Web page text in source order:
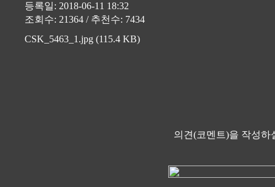
등록일: 2018-06-11 18:32
조회수: 21364 / 추천수: 7434
CSK_5463_1.jpg (115.4 KB)
의견(코멘트)을 작성하